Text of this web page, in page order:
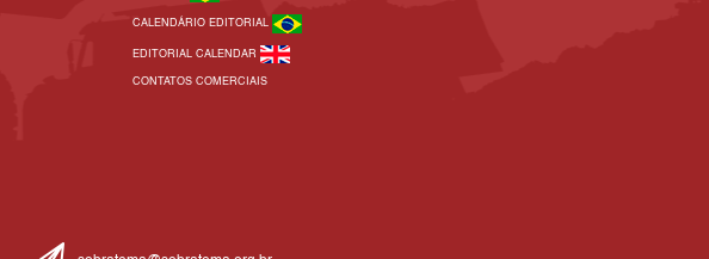
CALENDÁRIO EDITORIAL
EDITORIAL CALENDAR
CONTATOS COMERCIAIS